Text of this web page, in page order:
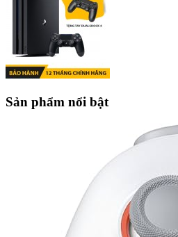
Sản phẩm nổi bật